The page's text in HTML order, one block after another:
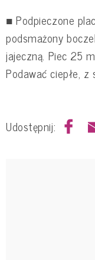
■ Podpieczone
podsmażony
jajeczną. Piec 25
Podawać ciepłe, z
Udostępnij: